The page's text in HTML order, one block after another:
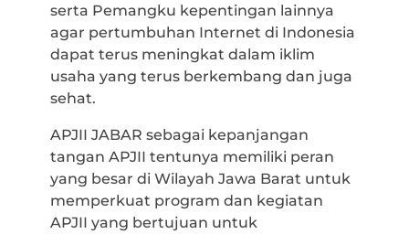
serta Pemangku kepentingan lainnya
agar pertumbuhan Internet di Indonesia
dapat terus meningkat dalam iklim
usaha yang terus berkembang dan juga
sehat.
APJII JABAR sebagai kepanjangan
tangan APJII tentunya memiliki peran
yang besar di Wilayah Jawa Barat untuk
memperkuat program dan kegiatan
APJII yang bertujuan untuk